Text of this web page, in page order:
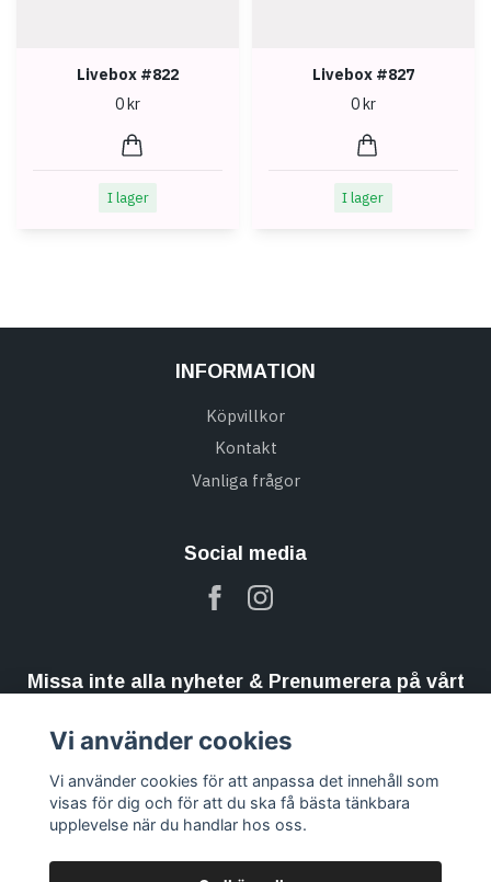
Livebox #822
0 kr
I lager
Livebox #827
0 kr
I lager
INFORMATION
Köpvillkor
Kontakt
Vanliga frågor
Social media
Missa inte alla nyheter & Prenumerera på vårt
Vi använder cookies
Vi använder cookies för att anpassa det innehåll som
visas för dig och för att du ska få bästa tänkbara
upplevelse när du handlar hos oss.